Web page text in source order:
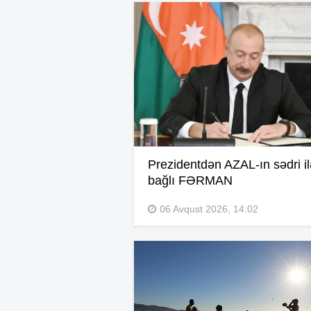
Prezidentdən AZAL-ın sədri
bağlı FƏRMAN
06 Avqust 2026, 14:02